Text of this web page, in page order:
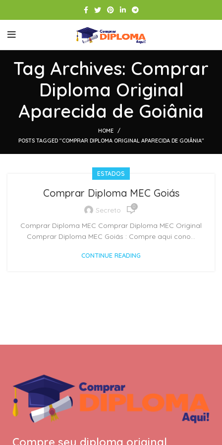
Tag Archives: Comprar
Diploma Original
Aparecida de Goiânia
HOME
POSTS TAGGED "COMPRAR DIPLOMA ORIGINAL APARECIDA DE GOIÂNIA"
ESTADOS
Comprar Diploma MEC Goiás
Secreto 0
Comprar Diploma MEC Comprar Diploma MEC Original
Comprar Diploma MEC Goiás : Compre aqui cono...
CONTINUE READING
Compre seu diploma original